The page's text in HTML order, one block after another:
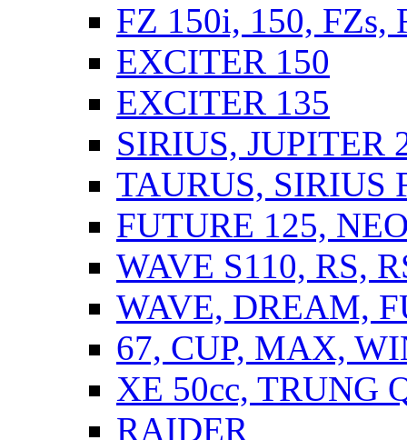
FZ 150i, 150, FZs,
EXCITER 150
EXCITER 135
SIRIUS, JUPITER
TAURUS, SIRIUS
FUTURE 125,
WAVE S110, RS,
WAVE, DREAM,
67, CUP, MAX,
XE 50cc, TRUNG
RAIDER